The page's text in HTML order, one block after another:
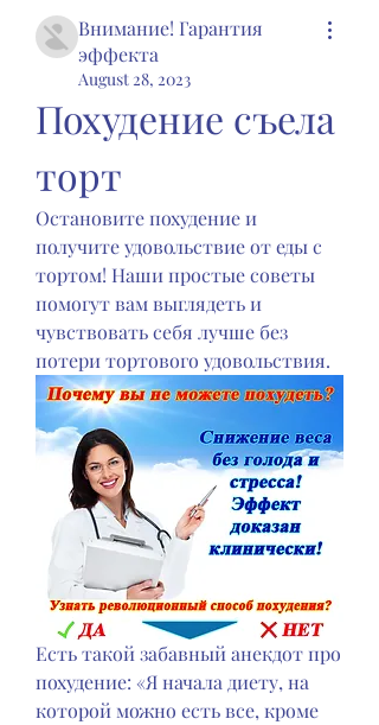
Внимание! Гарантия
эффекта
August 28, 2023
Похудение съела
торт
Остановите похудение и
получите удовольствие от еды с
тортом! Наши простые советы
помогут вам выглядеть и
чувствовать себя лучше без
потери тортового удовольствия.
Есть такой забавный анекдот про
похудение: «Я начала диету, на
которой можно есть все, кроме